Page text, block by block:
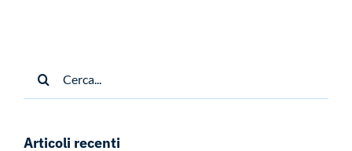
Cerca
per:
Articoli recenti